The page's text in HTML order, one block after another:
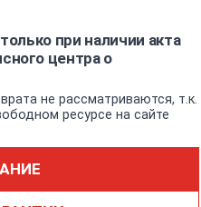
при наличии акта
центра о
не рассматриваются, т.к.
ресурсе на сайте